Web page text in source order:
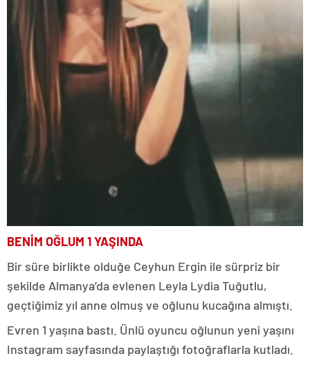
BENİM OĞLUM 1 YAŞINDA
Bir süre birlikte olduğe Ceyhun Ergin ile sürpriz bir
şekilde Almanya’da evlenen Leyla Lydia Tuğutlu,
geçtiğimiz yıl anne olmuş ve oğlunu kucağına almıştı.
Evren 1 yaşına bastı. Ünlü oyuncu oğlunun yeni yaşını
Instagram sayfasında paylaştığı fotoğraflarla kutladı.